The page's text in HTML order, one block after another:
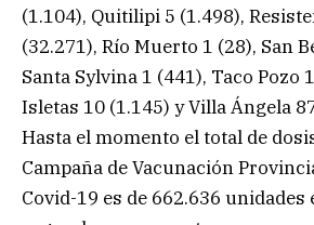
(1.104), Quitilipi 5 (1.498),
(32.271), Río Muerto 1 (28), San
Santa Sylvina 1 (441), Taco Pozo
Isletas 10 (1.145) y Villa Ángela
Hasta el momento el total de
Campaña de Vacunación
Covid-19 es de 662.636